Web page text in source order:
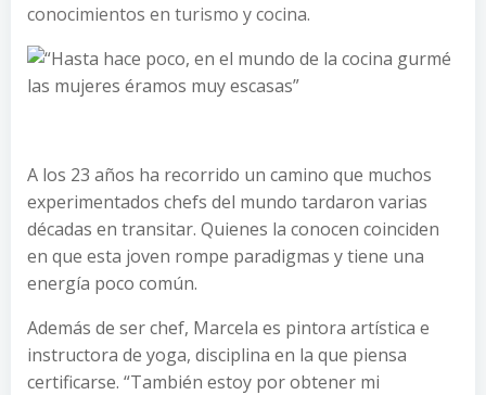
conocimientos en turismo y cocina.
A los 23 años ha recorrido un camino que muchos
experimentados chefs del mundo tardaron varias
décadas en transitar. Quienes la conocen coinciden
en que esta joven rompe paradigmas y tiene una
energía poco común.
Además de ser chef, Marcela es pintora artística e
instructora de yoga, disciplina en la que piensa
certificarse. “También estoy por obtener mi